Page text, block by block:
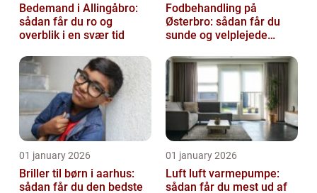
Bedemand i Allingåbro:
sådan får du ro og
overblik i en svær tid
Fodbehandling på
Østerbro: sådan får du
sunde og velplejede
01 january 2026
Briller til børn i aarhus:
sådan får du den bedste
01 january 2026
Luft luft varmepumpe:
sådan får du mest ud af